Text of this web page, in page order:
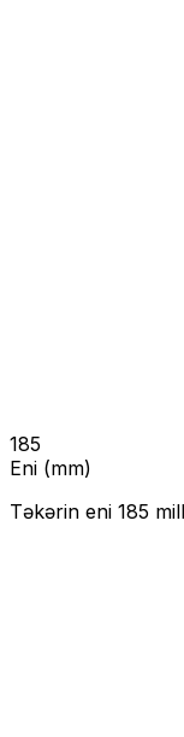
185
Eni (mm)
Təkərin eni 185